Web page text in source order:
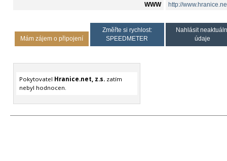
WWW http://
Mám zájem o připojení
Změřte si rychlost:
SPEEDMETER
Nahlásit
údaje
Pokytovatel Hranice.net, z.s.zatím
nebyl hodnocen.